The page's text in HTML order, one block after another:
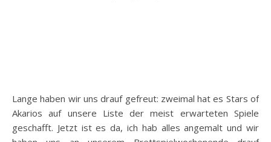
Lange haben wir uns drauf gefreut: zweimal hat es Stars of
Akarios auf unsere Liste der meist erwarteten Spiele
geschafft. Jetzt ist es da, ich hab alles angemalt und wir